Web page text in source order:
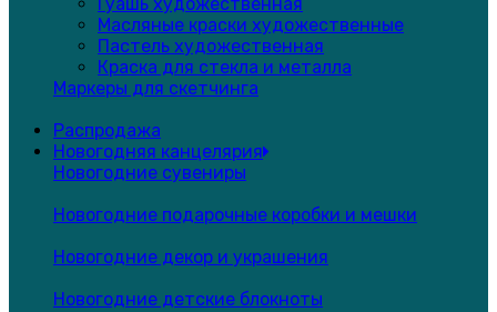
Масляные краски художественные
Пастель художественная
Краска для стекла и металла
Маркеры для скетчинга
Распродажа
Новогодняя канцелярия
Новогодние сувениры
Новогодние подарочные коробки и мешки
Новогодние декор и украшения
Новогодние детские блокноты